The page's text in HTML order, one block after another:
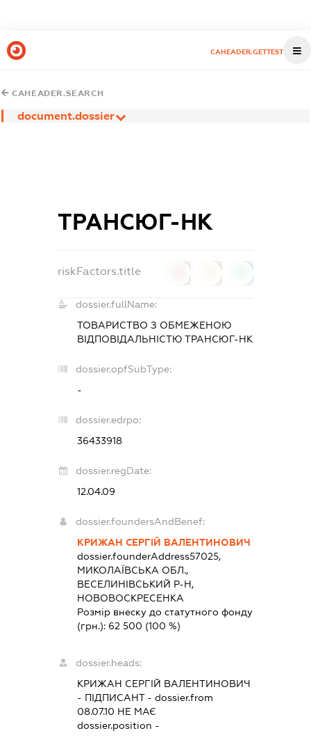
CAHEADER.GETTEST
CAHEADER.SEARCH
document.dossier
ТРАНСЮГ-НК
riskFactors.title
dossier.fullName:
ТОВАРИСТВО З ОБМЕЖЕНОЮ
ВІДПОВІДАЛЬНІСТЮТРАНСЮГ-НК
dossier.opfSubType:
-
dossier.edrpo:
36433918
dossier.regDate:
12.04.09
dossier.foundersAndBenef:
КРИЖАН СЕРГІЙ ВАЛЕНТИНОВИЧ
dossier.founderAddress57025,
МИКОЛАЇВСЬКА ОБЛ.,
ВЕСЕЛИНІВСЬКИЙ Р-Н,
НОВОВОСКРЕСЕНКА
Розмір внеску до статутного фонду
(грн.): 62 500 (100 %)
dossier.heads:
КРИЖАН СЕРГІЙ ВАЛЕНТИНОВИЧ
- ПІДПИСАНТ- dossier.from
08.07.10 НЕ МАЄ
dossier.position -